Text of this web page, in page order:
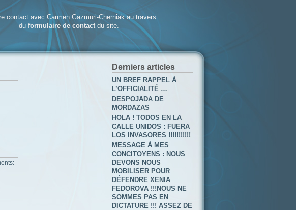
contact avec Carmen Gazmuri-Cherniak au travers
du formulaire de contactdu site.
-
Derniers articles
UN BREF RAPPEL À
L’OFFICIALITÉ …
DESPOJADA DE
MORDAZAS
HOLA ! TODOS EN LA
CALLE UNIDOS : FUERA
LOS INVASORES !!!!!!!!!!!
MESSAGE À MES
CONCITOYENS : NOUS
DEVONS NOUS
MOBILISER POUR
DÉFENDRE XENIA
FEDOROVA !!!NOUS NE
SOMMES PAS EN
DICTATURE !!! ASSEZ DE